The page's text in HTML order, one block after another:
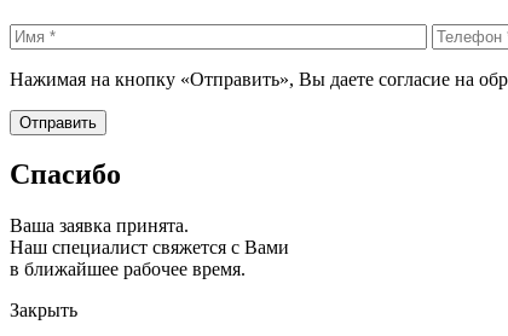
Нажимая на кнопку «Отправить», Вы даете согласие на
Спасибо
Ваша заявка принята.
Наш специалист свяжется с Вами
в ближайшее рабочее время.
Закрыть